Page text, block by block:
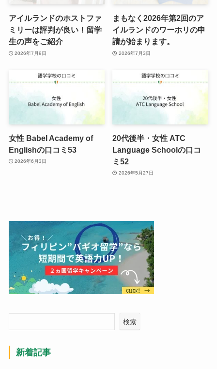
アイルランドのホストファ
ミリーは評判が良い！留学
生の声をご紹介
2026年7月9日
まもなく2026年第2回のア
イルランドのワーホリの申
請が始まります。
2026年7月3日
女性 Babel Academy of
Englishの口コミ53
2026年6月3日
20代後半・女性 ATC
Language Schoolの口コ
ミ52
2026年5月27日
検索
新着記事